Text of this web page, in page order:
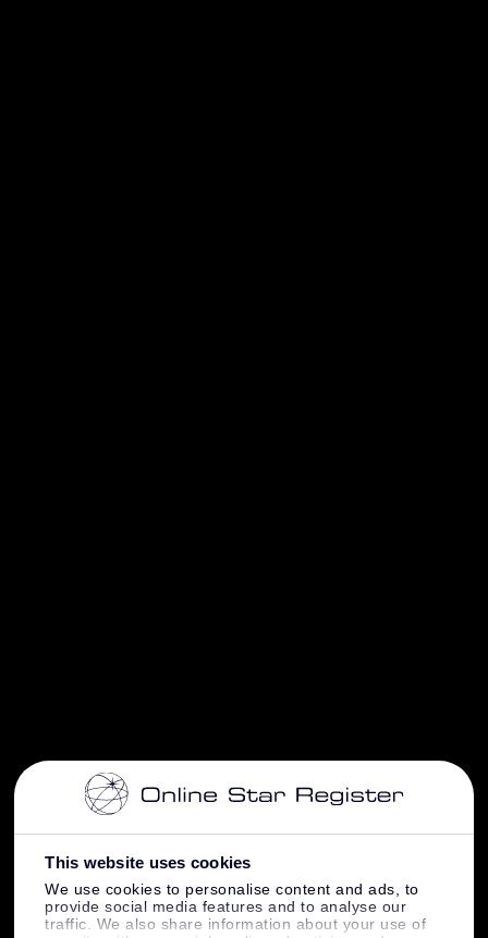
This website uses cookies
We use cookies to personalise content and ads, to
provide social media features and to analyse our
traffic. We also share information about your use of